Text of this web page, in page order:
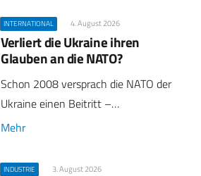
INTERNATIONAL 4. August 2026
Verliert die Ukraine ihren
Glauben an die NATO?
Schon 2008 versprach die NATO der
Ukraine einen Beitritt –…
Mehr
INDUSTRIE 3. August 2026